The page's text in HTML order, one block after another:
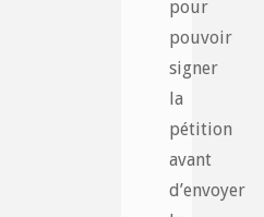
pour
pouvoir
signer
la
pétition
avant
d’envoyer